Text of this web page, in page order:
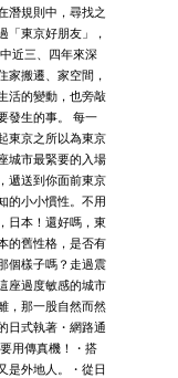
潛規則中，尋找之
「東京好朋友」，
近三、四年來深
家搬遷、家空間，
活的變動，也旁敲
發生的事。 每一
東京之所以為東京
城市最緊要的入場
遞送到你面前東京
的小小慣性。不用
日本！還好嗎，東
的舊性格，是否有
個樣子嗎？走過震
座過度敏感的城市
，那一股自然而然
日式執著・網路通
用傳真機！・搭
是外地人。・從日